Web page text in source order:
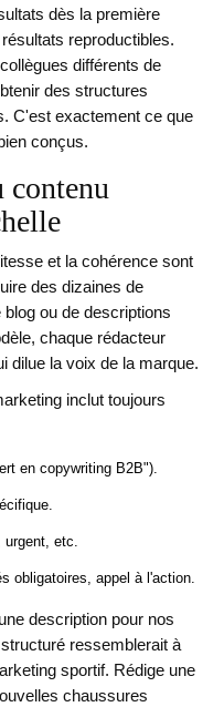
dès la première
reproductibles.
différents de
des structures
C'est exactement ce que
conçus.
et la cohérence sont
des dizaines de
ou de descriptions
chaque rédacteur
dilue la voix de la marque.
inclut toujours
en copywriting B2B").
urgent, etc.
obligatoires, appel à l'action.
description pour nos
ressemblerait à
sportif. Rédige une
chaussures